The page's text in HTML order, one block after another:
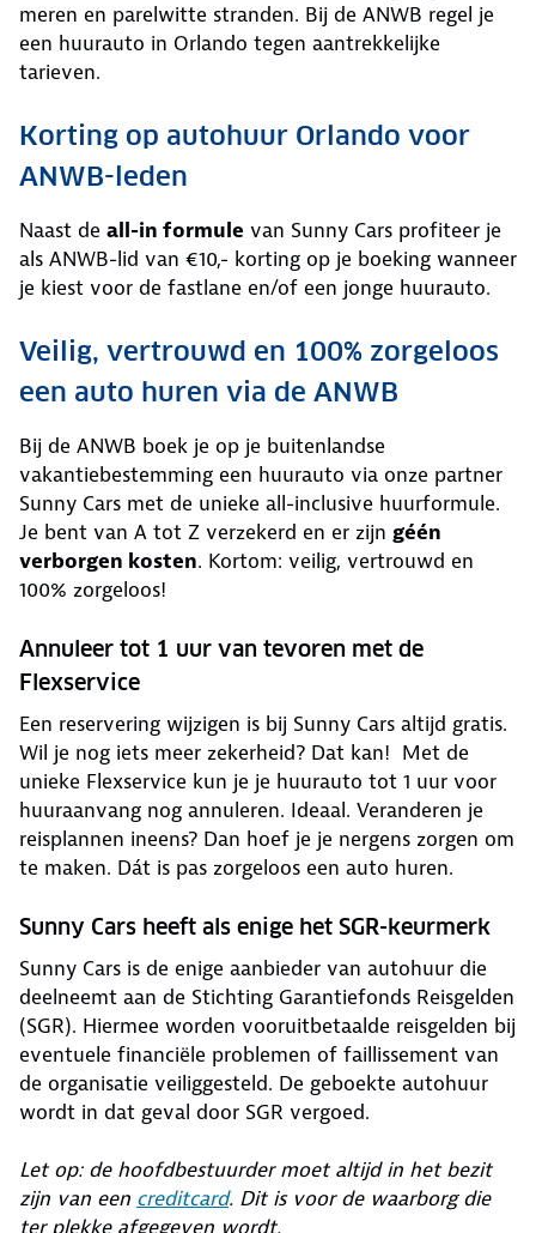
meren en parelwitte stranden. Bij de ANWB regel je
een huurauto in Orlando tegen aantrekkelijke
tarieven.
Korting op autohuur Orlando voor
ANWB-leden
Naast de all-in formule van Sunny Cars profiteer je
als ANWB-lid van €10,- korting op je boeking wanneer
je kiest voor de fastlane en/of een jonge huurauto.
Veilig, vertrouwd en 100% zorgeloos
een auto huren via de ANWB
Bij de ANWB boek je op je buitenlandse
vakantiebestemming een huurauto via onze partner
Sunny Cars met de unieke all-inclusive huurformule.
Je bent van A tot Z verzekerd en er zijn géén
verborgen kosten. Kortom: veilig, vertrouwd en
100% zorgeloos!
Annuleer tot 1 uur van tevoren met de
Flexservice
Een reservering wijzigen is bij Sunny Cars altijd gratis.
Wil je nog iets meer zekerheid? Dat kan! Met de
unieke Flexservice kun je je huurauto tot 1 uur voor
huuraanvang nog annuleren. Ideaal. Veranderen je
reisplannen ineens? Dan hoef je je nergens zorgen om
te maken. Dát is pas zorgeloos een auto huren.
Sunny Cars heeft als enige het SGR-keurmerk
Sunny Cars is de enige aanbieder van autohuur die
deelneemt aan de Stichting Garantiefonds Reisgelden
(SGR). Hiermee worden vooruitbetaalde reisgelden bij
eventuele financiële problemen of faillissement van
de organisatie veiliggesteld. De geboekte autohuur
wordt in dat geval door SGR vergoed.
Let op: de hoofdbestuurder moet altijd in het bezit
zijn van een creditcard. Dit is voor de waarborg die
ter plekke afgegeven wordt.